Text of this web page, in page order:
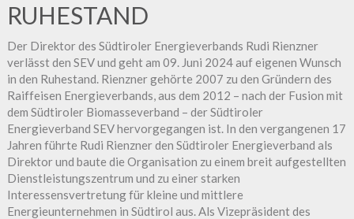
RUHESTAND
Der Direktor des Südtiroler Energieverbands Rudi Rienzner
verlässt den SEV und geht am 09. Juni 2024 auf eigenen Wunsch
in den Ruhestand. Rienzner gehörte 2007 zu den Gründern des
Raiffeisen Energieverbands, aus dem 2012 – nach der Fusion mit
dem Südtiroler Biomasseverband – der Südtiroler
Energieverband SEV hervorgegangen ist. In den vergangenen 17
Jahren führte Rudi Rienzner den Südtiroler Energieverband als
Direktor und baute die Organisation zu einem breit aufgestellten
Dienstleistungszentrum und zu einer starken
Interessensvertretung für kleine und mittlere
Energieunternehmen in Südtirol aus. Als Vizepräsident des